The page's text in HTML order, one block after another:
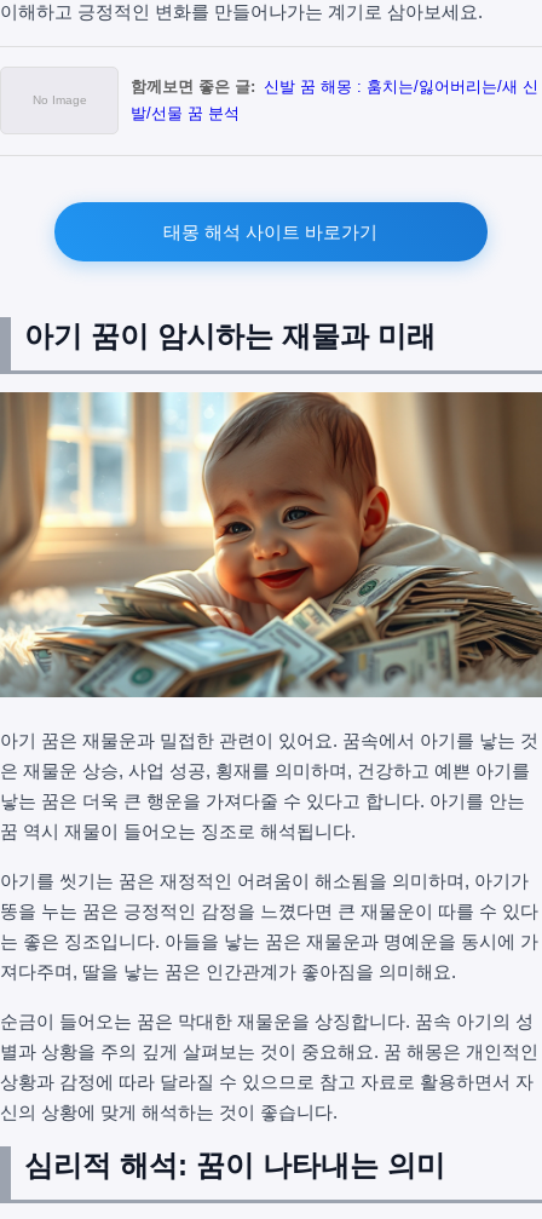
이해하고 긍정적인 변화를 만들어나가는 계기로 삼아보세요.
함께보면 좋은 글: 신발 꿈 해몽 : 훔치는/잃어버리는/새 신
발/선물 꿈 분석
태몽 해석 사이트 바로가기
아기 꿈이 암시하는 재물과 미래
아기 꿈은 재물운과 밀접한 관련이 있어요. 꿈속에서 아기를 낳는 것
은 재물운 상승, 사업 성공, 횡재를 의미하며, 건강하고 예쁜 아기를
낳는 꿈은 더욱 큰 행운을 가져다줄 수 있다고 합니다. 아기를 안는
꿈 역시 재물이 들어오는 징조로 해석됩니다.
아기를 씻기는 꿈은 재정적인 어려움이 해소됨을 의미하며, 아기가
똥을 누는 꿈은 긍정적인 감정을 느꼈다면 큰 재물운이 따를 수 있다
는 좋은 징조입니다. 아들을 낳는 꿈은 재물운과 명예운을 동시에 가
져다주며, 딸을 낳는 꿈은 인간관계가 좋아짐을 의미해요.
순금이 들어오는 꿈은 막대한 재물운을 상징합니다. 꿈속 아기의 성
별과 상황을 주의 깊게 살펴보는 것이 중요해요. 꿈 해몽은 개인적인
상황과 감정에 따라 달라질 수 있으므로 참고 자료로 활용하면서 자
신의 상황에 맞게 해석하는 것이 좋습니다.
심리적 해석: 꿈이 나타내는 의미